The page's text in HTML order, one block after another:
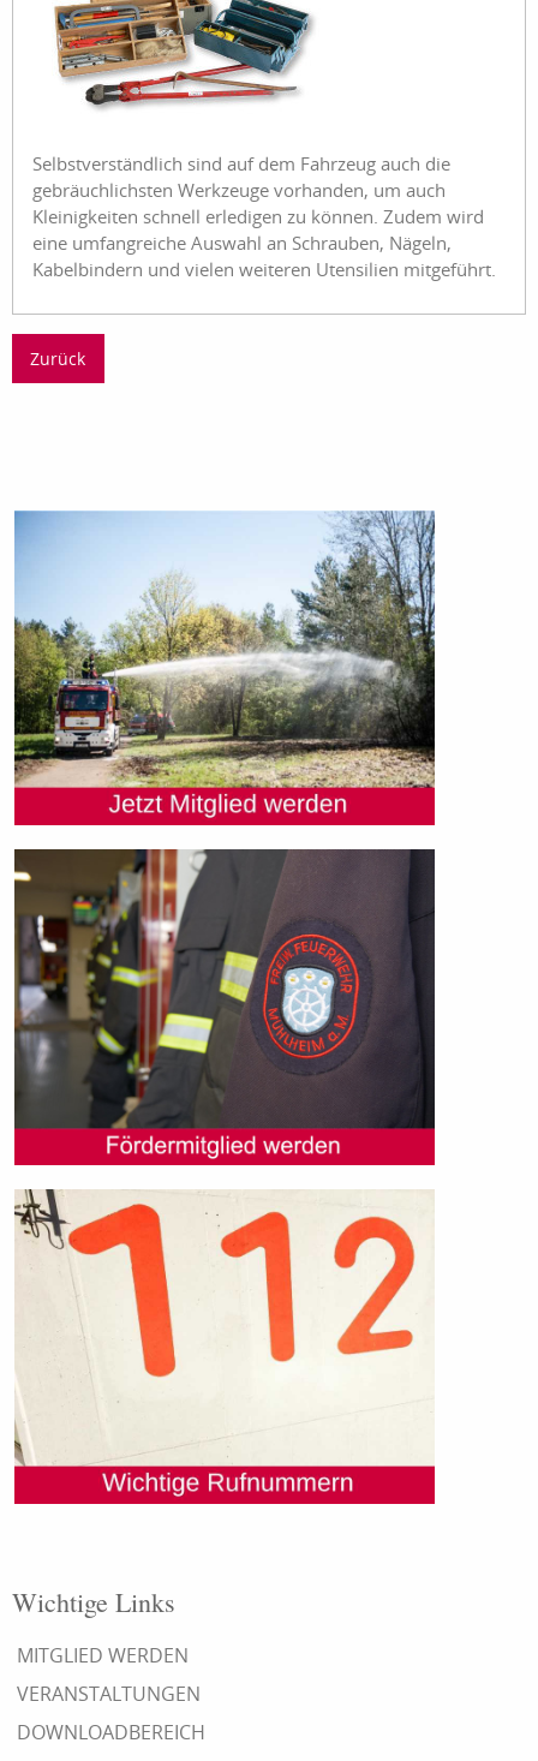
Selbstverständlich sind auf dem Fahrzeug auch die
gebräuchlichsten Werkzeuge vorhanden, um auch
Kleinigkeiten schnell erledigen zu können. Zudem wird
eine umfangreiche Auswahl an Schrauben, Nägeln,
Kabelbindern und vielen weiteren Utensilien mitgeführt.
Zurück
Wichtige Links
MITGLIED WERDEN
VERANSTALTUNGEN
DOWNLOADBEREICH